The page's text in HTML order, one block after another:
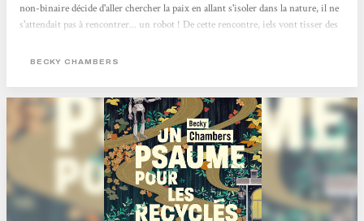
non-binaire décide d'aller chercher la paix en allant s'isoler dans la nature, il ne
s'attendait pas à rencontrer... un robot ! De cette rencontre, iels vont tisser des
Ça se lit en 2 jours max, c'est drôle, touchant, sensible, rempli d'optimisme et
BECKY CHAMBERS